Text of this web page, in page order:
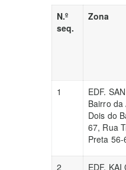
N.º
seq.
Zona
1
EDF.
Bairro da
Dois do
67, Rua
Preta 56-
2
EDF. KAI